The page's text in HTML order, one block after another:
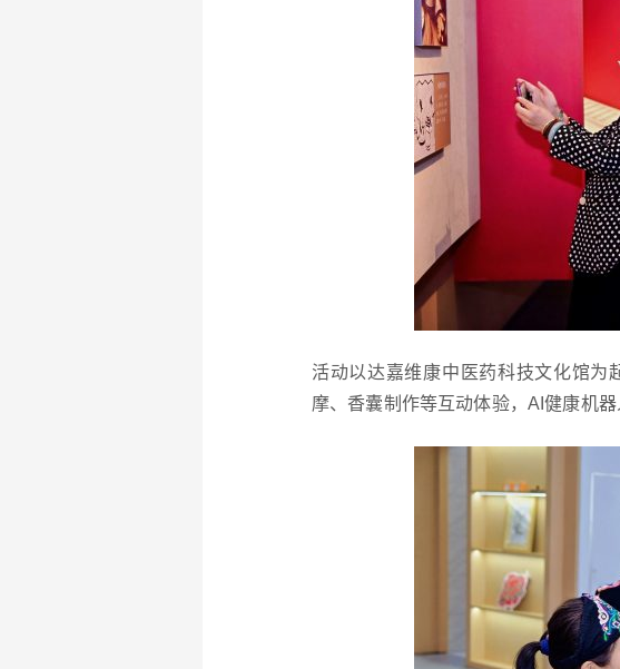
活动以达嘉维康中医药科技文化馆为
摩、香囊制作等互动体验，AI健康机